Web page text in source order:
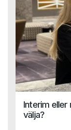
Interim eller
välja?